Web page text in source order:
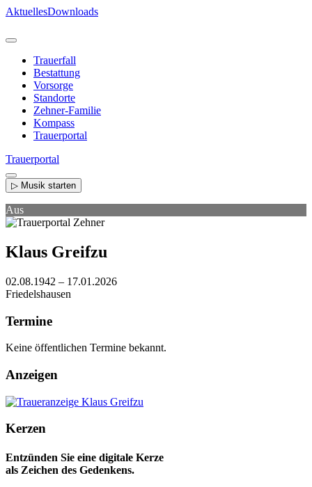
Direkt
Inhalt
AktuellesDownloads
Trauerfall
Bestattung
Vorsorge
Standorte
Zehner-Familie
Kompass
Trauerportal
Trauerportal
▷ Musik starten
Aus
Klaus Greifzu
02.08.1942 – 17.01.2026
Friedelshausen
Termine
Keine öffentlichen Termine bekannt.
Anzeigen
Kerzen
Entzünden Sie eine digitale Kerze
als Zeichen des Gedenkens.